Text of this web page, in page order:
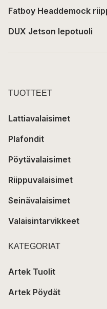
Fatboy Headdemock
DUX Jetson lepotuoli
TUOTTEET
Lattiavalaisimet
Plafondit
Pöytävalaisimet
Riippuvalaisimet
Seinävalaisimet
Valaisintarvikkeet
KATEGORIAT
Artek Tuolit
Artek Pöydät